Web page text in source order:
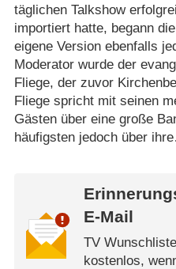
täglichen Talkshow
importiert hatte, begann
eigene Version ebenfalls
Moderator wurde der
Fliege, der zuvor
Fliege spricht mit seinen
Gästen über eine große
häufigsten jedoch über ihre
E-Mail
TV
kostenlos,